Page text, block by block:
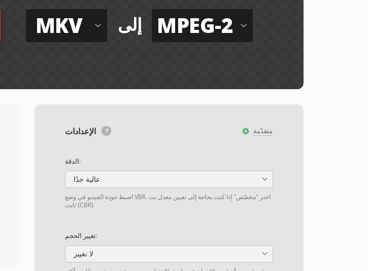
MKV إلى MPEG-2
متقدّمة
الدقة:
عالية جدًا
اضبط جودة الفيديو في وضع VBR. اختر "مخصّص" إذا كنت بحاجة إلى تعيين معدل بت
ثابت (CBR).
تغيير الحجم:
لا تغيير